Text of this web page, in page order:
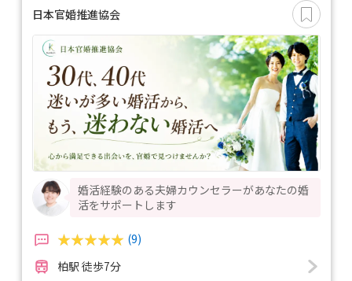
日本官婚推進協会
婚活経験のある夫婦カウンセラーがあなたの婚
活をサポートします
(9)
柏駅 徒歩7分